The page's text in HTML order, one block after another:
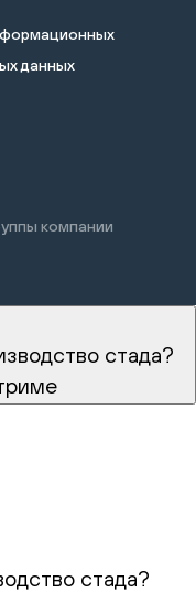
данных
компании
стада?
стада?